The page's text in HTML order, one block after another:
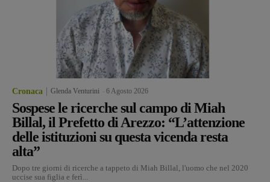
Cronaca Glenda Venturini 6 Agosto 2026
Sospese le ricerche sul campo di Miah
Billal, il Prefetto di Arezzo: “L’attenzione
delle istituzioni su questa vicenda resta
alta”
Dopo tre giorni di ricerche a tappeto di Miah Billal, l'uomo che nel 2020
uccise sua figlia e ferì...